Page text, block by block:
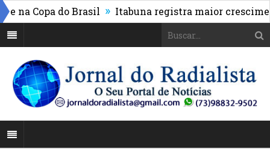
Copa do Brasil » Itabuna registra maior crescimento